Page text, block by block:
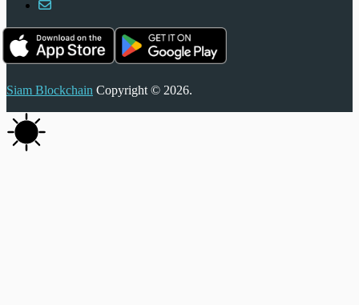
Siam Blockchain Copyright © 2026.